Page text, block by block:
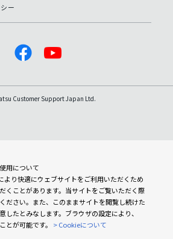
用について
より快適にウェブサイトをご利用いただくため
くことがあります。当サイトをご覧いただく際
ださい。また、このままサイトを閲覧し続けた
したとみなします。ブラウザの設定により、
とが可能です。 > Cookieについて
Customer Support Japan Ltd.
ー